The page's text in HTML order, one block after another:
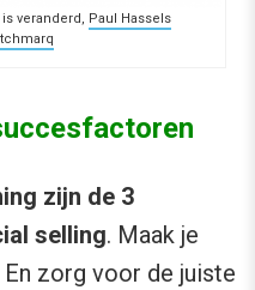
veranderd, Paul Hassels
zijn de 3
selling. Maak je
zorg voor de juiste